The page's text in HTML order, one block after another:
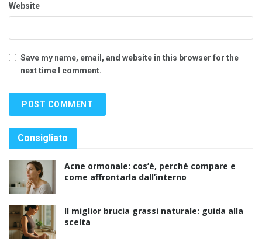
Website
Save my name, email, and website in this browser for the
next time I comment.
Consigliato
Acne ormonale: cos’è, perché compare e
come affrontarla dall’interno
Il miglior brucia grassi naturale: guida alla
scelta